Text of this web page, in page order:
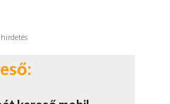
hirdetés